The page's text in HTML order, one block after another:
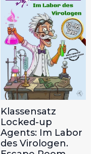
Klassensatz
Locked-up
Agents: Im Labor
des Virologen.